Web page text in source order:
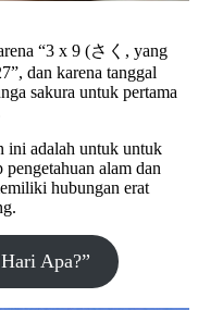
“3 x 9 (さく, yang
dan karena tanggal
sakura untuk pertama
ini adalah untuk untuk
pengetahuan alam dan
hubungan erat
Apa?”